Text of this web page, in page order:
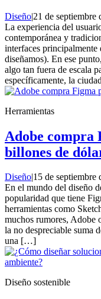
Diseño|21 de septiembre
La experiencia del
contemporánea y
interfaces principalmente
diseñamos). En ese
algo tan fuera de escala
específicamente, la
Herramientas
Adobe compra
billones de
Diseño|15 de septiembre
En el mundo del diseño
popularidad que tiene
herramientas como
muchos rumores, Adobe
la no despreciable suma
una […]
Diseño sostenible